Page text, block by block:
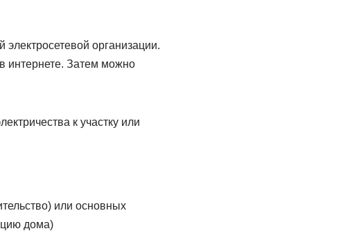
организации.
интернете. Затем можно
к участку или
или основных
дома)